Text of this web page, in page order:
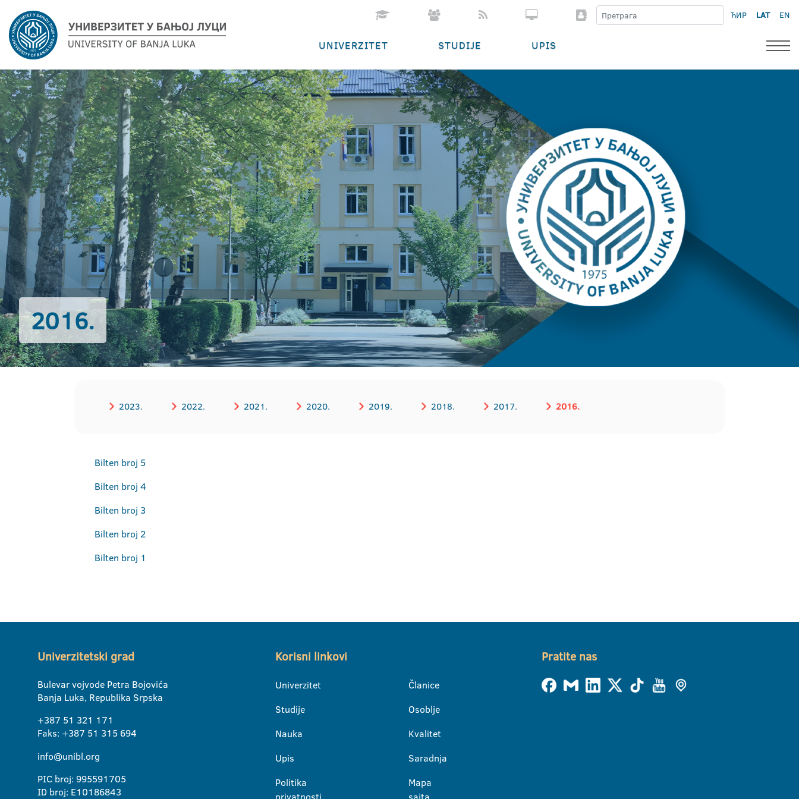
ЋИР LAT EN
UNIVERZITET STUDIJE UPIS
2016.
2023. 2022. 2021. 2020. 2019. 2018. 2017. 2016.
Bilten broj 5
Bilten broj 4
Bilten broj 3
Bilten broj 2
Bilten broj 1
Univerzitetski grad
Bulevar vojvode Petra Bojovića
Banja Luka, Republika Srpska
+387 51 321 171
Faks: +387 51 315 694
info@unibl.org
PIC broj: 995591705
ID broj: E10186843
Korisni linkovi
Univerzitet
Studije
Nauka
Upis
Politika
Članice
Osoblje
Kvalitet
Saradnja
Mapa
Pratite nas